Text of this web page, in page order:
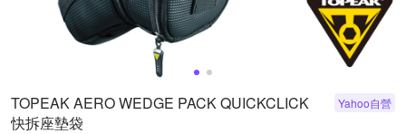
TOPEAK AERO WEDGE PACK QUICKCLICK
快拆座墊袋
Yahoo自營